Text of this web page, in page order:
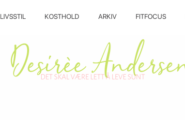
LIVSSTIL KOSTHOLD ARKIV FITFOCUS